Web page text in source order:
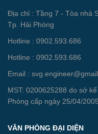
Địa chỉ : Tầng 7 - Tòa nhà
Tp. Hải Phòng
Hotline : 0902.593.686
Hotline : 0902.593.686
Email :
MST: 0200625288 do sở
Phòng cấp ngày 25/04/2005
VĂN PHÒNG ĐẠI DIỆN